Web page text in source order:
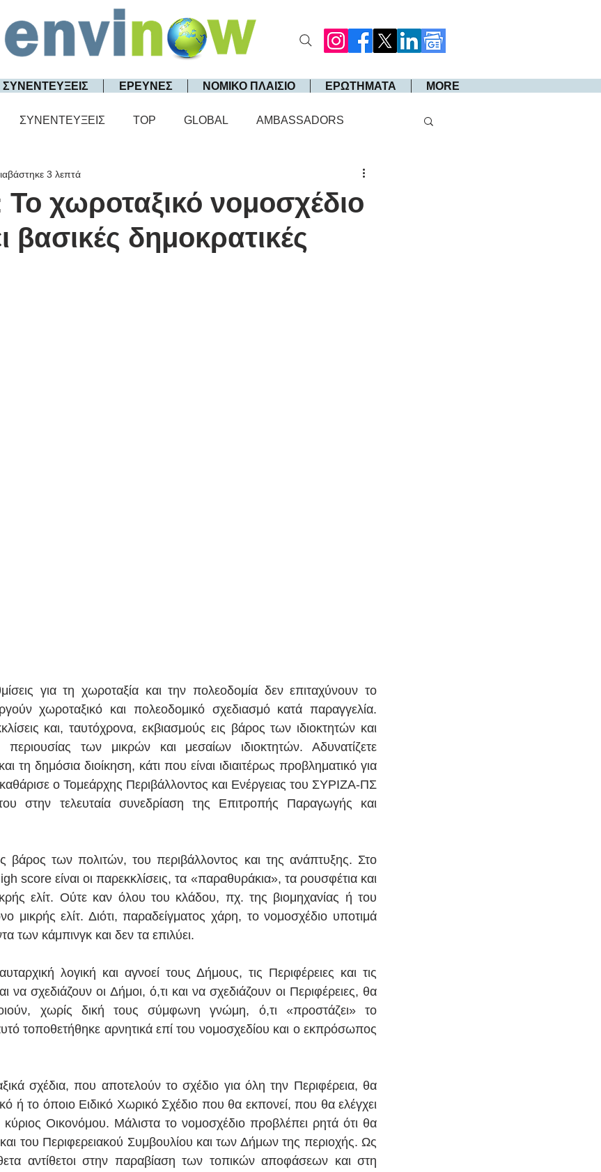
ΣΥΝΕΝΤΕΥΞΕΙΣ ΕΡΕΥΝΕΣ ΝΟΜΙΚΟ ΠΛΑΙΣΙΟ ΕΡΩΤΗΜΑΤΑ MORE
ΣΥΝΕΝΤΕΥΞΕΙΣ TOP GLOBAL AMBASSADORS
χωροταξικό νομοσχέδιο
βασικές δημοκρατικές
3 λεπτά
για τη χωροταξία και την πολεοδομία δεν επιταχύνουν το
χωροταξικό και πολεοδομικό σχεδιασμό κατά παραγγελία.
και, ταυτόχρονα, εκβιασμούς εις βάρος των ιδιοκτητών και
περιουσίας των μικρών και μεσαίων ιδιοκτητών. Αδυνατίζετε
τη δημόσια διοίκηση, κάτι που είναι ιδιαιτέρως προβληματικό για
ο Τομεάρχης Περιβάλλοντος και Ενέργειας του ΣΥΡΙΖΑ-ΠΣ
στην τελευταία συνεδρίαση της Επιτροπής Παραγωγής και
βάρος των πολιτών, του περιβάλλοντος και της ανάπτυξης. Στο
score είναι οι παρεκκλίσεις, τα «παραθυράκια», τα ρουσφέτια και
ελίτ. Ούτε καν όλου του κλάδου, πχ. της βιομηχανίας ή του
μικρής ελίτ. Διότι, παραδείγματος χάρη, το νομοσχέδιο υποτιμά
των κάμπινγκ και δεν τα επιλύει.
λογική και αγνοεί τους Δήμους, τις Περιφέρειες και τις
να σχεδιάζουν οι Δήμοι, ό,τι και να σχεδιάζουν οι Περιφέρειες, θα
χωρίς δική τους σύμφωνη γνώμη, ό,τι «προστάζει» το
τοποθετήθηκε αρνητικά επί του νομοσχεδίου και ο εκπρόσωπος
σχέδια, που αποτελούν το σχέδιο για όλη την Περιφέρεια, θα
ή το όποιο Ειδικό Χωρικό Σχέδιο που θα εκπονεί, που θα ελέγχει
κύριος Οικονόμου. Μάλιστα το νομοσχέδιο προβλέπει ρητά ότι θα
του Περιφερειακού Συμβουλίου και των Δήμων της περιοχής. Ως
αντίθετοι στην παραβίαση των τοπικών αποφάσεων και στη